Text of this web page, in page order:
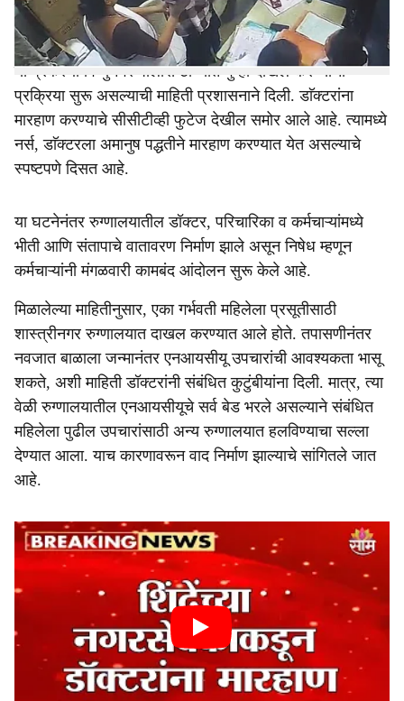
तीन महिला नर्स यांना मारहाण केल्याचा गंभीर आरोप करण्यात आला
आहे.
या प्रकरणी विष्णुनगर पोलीस ठाण्यात गुन्हा दाखल करण्याची
प्रक्रिया सुरू असल्याची माहिती प्रशासनाने दिली. डाॅक्टरांना
मारहाण करण्याचे सीसीटीव्ही फुटेज देखील समोर आले आहे. त्यामध्ये
नर्स, डाॅक्टरला अमानुष पद्धतीने मारहाण करण्यात येत असल्याचे
स्पष्टपणे दिसत आहे.
या घटनेनंतर रुग्णालयातील डॉक्टर, परिचारिका व कर्मचाऱ्यांमध्ये
भीती आणि संतापाचे वातावरण निर्माण झाले असून निषेध म्हणून
कर्मचाऱ्यांनी मंगळवारी कामबंद आंदोलन सुरू केले आहे.
मिळालेल्या माहितीनुसार, एका गर्भवती महिलेला प्रसूतीसाठी
शास्त्रीनगर रुग्णालयात दाखल करण्यात आले होते. तपासणीनंतर
नवजात बाळाला जन्मानंतर एनआयसीयू उपचारांची आवश्यकता भासू
शकते, अशी माहिती डॉक्टरांनी संबंधित कुटुंबीयांना दिली. मात्र, त्या
वेळी रुग्णालयातील एनआयसीयूचे सर्व बेड भरले असल्याने संबंधित
महिलेला पुढील उपचारांसाठी अन्य रुग्णालयात हलविण्याचा सल्ला
देण्यात आला. याच कारणावरून वाद निर्माण झाल्याचे सांगितले जात
आहे.